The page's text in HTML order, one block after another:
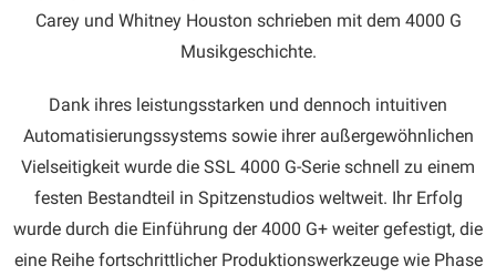
Carey und Whitney Houston schrieben mit dem 4000 G
Musikgeschichte.
Dank ihres leistungsstarken und dennoch intuitiven
Automatisierungssystems sowie ihrer außergewöhnlichen
Vielseitigkeit wurde die SSL 4000 G-Serie schnell zu einem
festen Bestandteil in Spitzenstudios weltweit. Ihr Erfolg
wurde durch die Einführung der 4000 G+ weiter gefestigt, die
eine Reihe fortschrittlicher Produktionswerkzeuge wie Phase